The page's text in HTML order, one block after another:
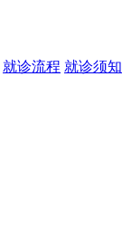
就诊流程 就诊须知